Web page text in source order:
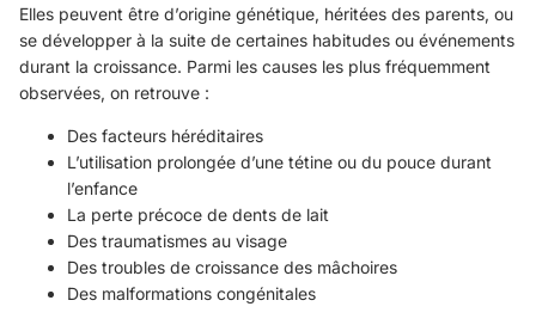
Elles peuvent être d’origine génétique, héritées des parents, ou
se développer à la suite de certaines habitudes ou événements
durant la croissance. Parmi les causes les plus fréquemment
observées, on retrouve :
Des facteurs héréditaires
L’utilisation prolongée d’une tétine ou du pouce durant
l’enfance
La perte précoce de dents de lait
Des traumatismes au visage
Des troubles de croissance des mâchoires
Des malformations congénitales